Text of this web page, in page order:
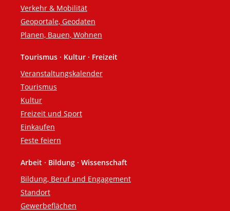
Verkehr & Mobilität
Geoportale, Geodaten
Planen, Bauen, Wohnen
Tourismus · Kultur · Freizeit
Veranstaltungskalender
Tourismus
Kultur
Freizeit und Sport
Einkaufen
Feste feiern
Arbeit · Bildung · Wissenschaft
Bildung, Beruf und Engagement
Standort
Gewerbeflächen